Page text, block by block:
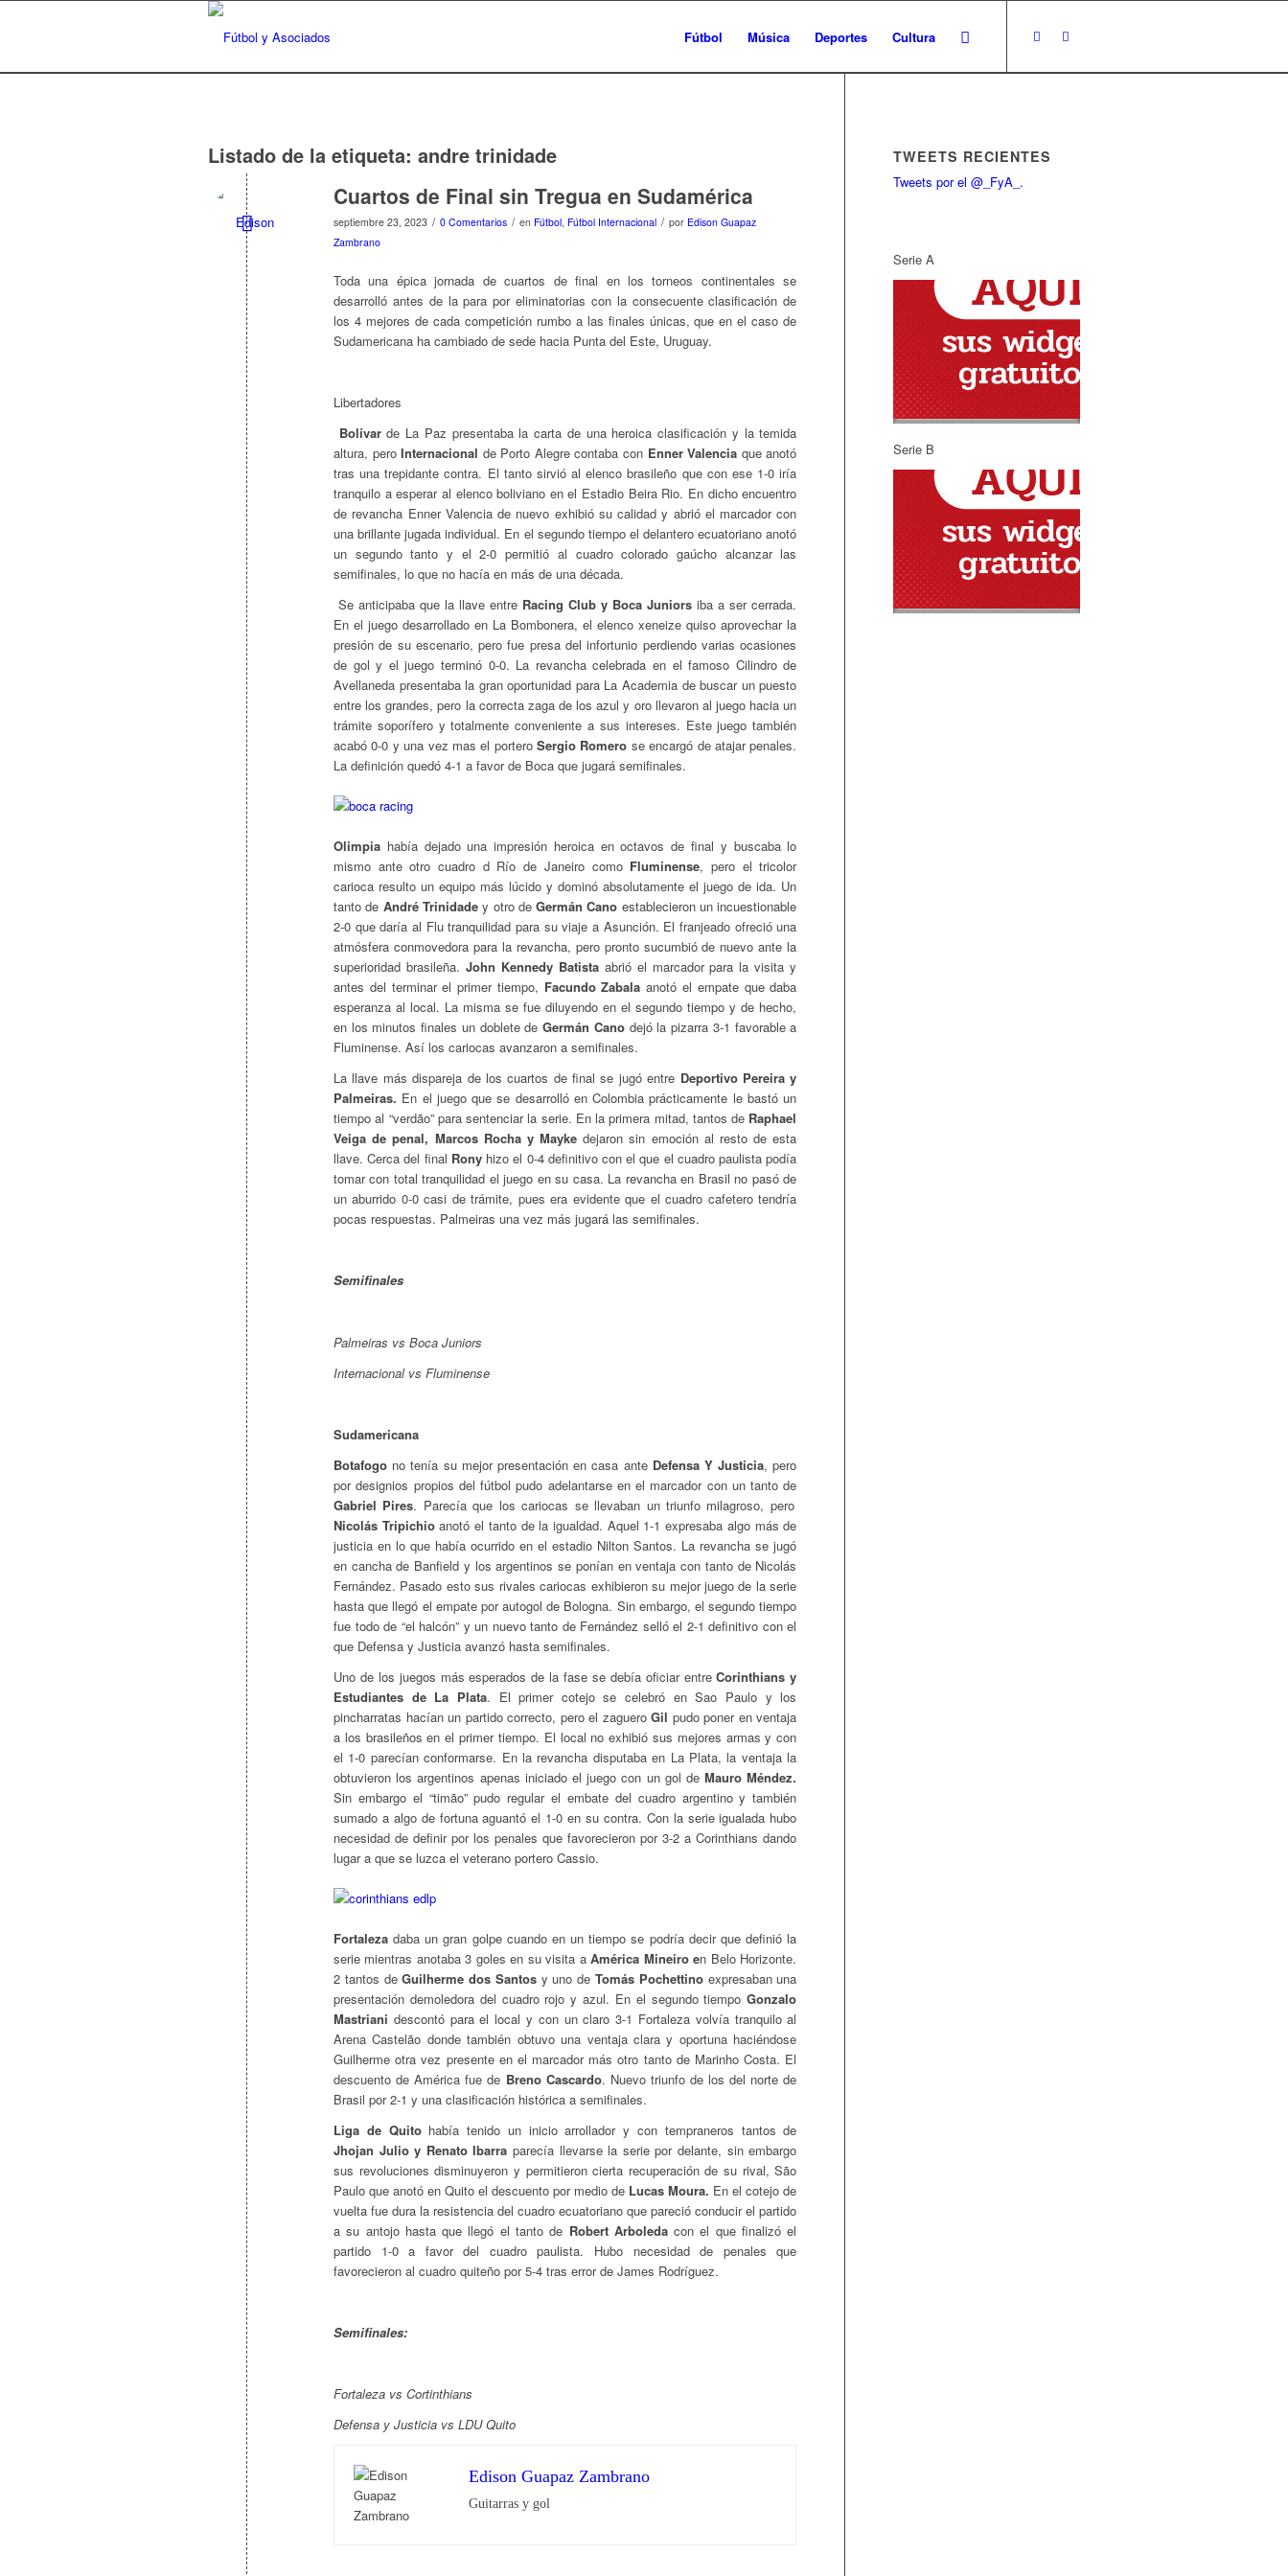
Fútbol Música Deportes Cultura
Listado de la etiqueta: andre trinidade
Cuartos de Final sin Tregua en Sudamérica
septiembre 23, 2023 / 0 Comentarios / en Fútbol, Fútbol Internacional / por Edison Guapaz
Zambrano
Toda una épica jornada de cuartos de final en los torneos continentales se
desarrolló antes de la para por eliminatorias con la consecuente clasificación de
los 4 mejores de cada competición rumbo a las finales únicas, que en el caso de
Sudamericana ha cambiado de sede hacia Punta del Este, Uruguay.
Libertadores
Bolívarde La Paz presentaba la carta de una heroica clasificación y la temida
altura, peroInternacional de Porto Alegre contaba con Enner Valencia que anotó
tras una trepidante contra. El tanto sirvió al elenco brasileño que con ese 1-0 iría
tranquilo a esperar al elenco boliviano en el Estadio Beira Rio. En dicho encuentro
de revancha Enner Valencia de nuevo exhibió su calidad y abrió el marcador con
una brillante jugada individual. En el segundo tiempo el delantero ecuatoriano anotó
un segundo tanto y el 2-0 permitió al cuadro colorado gaúcho alcanzar las
semifinales, lo que no hacía en más de una década.
Se anticipaba que la llave entre Racing Club y Boca Juniors iba a ser cerrada.
En el juego desarrollado en La Bombonera, el elenco xeneize quiso aprovechar la
presión de su escenario, pero fue presa del infortunio perdiendo varias ocasiones
de gol y el juego terminó 0-0. La revancha celebrada en el famoso Cilindro de
Avellaneda presentaba la gran oportunidad para La Academia de buscar un puesto
entre los grandes, pero la correcta zaga de los azul y oro llevaron al juego hacia un
trámite soporífero y totalmente conveniente a sus intereses. Este juego también
acabó 0-0 y una vez mas el porteroSergio Romero se encargó de atajar penales.
La definición quedó 4-1 a favor de Boca que jugará semifinales.
Olimpia había dejado una impresión heroica en octavos de final y buscaba lo
mismo ante otro cuadro d Río de Janeiro como Fluminense, pero el tricolor
carioca resulto un equipo más lúcido y dominó absolutamente el juego de ida. Un
tanto de André Trinidadey otro deGermán Cano establecieron un incuestionable
2-0 que daría al Flu tranquilidad para su viaje a Asunción. El franjeado ofreció una
atmósfera conmovedora para la revancha, pero pronto sucumbió de nuevo ante la
superioridad brasileña. John Kennedy Batistaabrió el marcador para la visita y
antes del terminar el primer tiempo, Facundo Zabala anotó el empate que daba
esperanza al local. La misma se fue diluyendo en el segundo tiempo y de hecho,
en los minutos finales un doblete deGermán Canodejó la pizarra 3-1 favorable a
Fluminense. Así los cariocas avanzaron a semifinales.
La llave más dispareja de los cuartos de final se jugó entre Deportivo Pereira y
Palmeiras. En el juego que se desarrolló en Colombia prácticamente le bastó un
tiempo al “verdão” para sentenciar la serie. En la primera mitad, tantos de Raphael
Veiga de penal, Marcos Rocha y Mayke dejaron sin emoción al resto de esta
llave. Cerca del final Ronyhizo el 0-4 definitivo con el que el cuadro paulista podía
tomar con total tranquilidad el juego en su casa. La revancha en Brasil no pasó de
un aburrido 0-0 casi de trámite, pues era evidente que el cuadro cafetero tendría
pocas respuestas. Palmeiras una vez más jugará las semifinales.
Semifinales
Palmeiras vs Boca Juniors
Internacional vs Fluminense
Sudamericana
Botafogo no tenía su mejor presentación en casa anteDefensa Y Justicia, pero
por designios propios del fútbol pudo adelantarse en el marcador con un tanto de
Gabriel Pires. Parecía que los cariocas se llevaban un triunfo milagroso, pero
Nicolás Tripichioanotó el tanto de la igualdad. Aquel 1-1 expresaba algo más de
justicia en lo que había ocurrido en el estadio Nilton Santos. La revancha se jugó
en cancha de Banfield y los argentinos se ponían en ventaja con tanto de Nicolás
Fernández. Pasado esto sus rivales cariocas exhibieron su mejor juego de la serie
hasta que llegó el empate por autogol de Bologna. Sin embargo, el segundo tiempo
fue todo de “el halcón” y un nuevo tanto de Fernández selló el 2-1 definitivo con el
que Defensa y Justicia avanzó hasta semifinales.
Uno de los juegos más esperados de la fase se debía oficiar entreCorinthians y
Estudiantes de La Plata. El primer cotejo se celebró en Sao Paulo y los
pincharratas hacían un partido correcto, pero el zagueroGil pudo poner en ventaja
a los brasileños en el primer tiempo. El local no exhibió sus mejores armas y con
el 1-0 parecían conformarse. En la revancha disputaba en La Plata, la ventaja la
obtuvieron los argentinos apenas iniciado el juego con un gol deMauro Méndez.
Sin embargo el “timão” pudo regular el embate del cuadro argentino y también
sumado a algo de fortuna aguantó el 1-0 en su contra. Con la serie igualada hubo
necesidad de definir por los penales que favorecieron por 3-2 a Corinthians dando
lugar a que se luzca el veterano portero Cassio.
Fortaleza daba un gran golpe cuando en un tiempo se podría decir que definió la
serie mientras anotaba 3 goles en su visita aAmérica Mineiro en Belo Horizonte.
2 tantos deGuilherme dos Santosy uno de Tomás Pochettinoexpresaban una
presentación demoledora del cuadro rojo y azul. En el segundo tiempoGonzalo
Mastriani descontó para el local y con un claro 3-1 Fortaleza volvía tranquilo al
Arena Castelão donde también obtuvo una ventaja clara y oportuna haciéndose
Guilherme otra vez presente en el marcador más otro tanto de Marinho Costa. El
descuento de América fue de Breno Cascardo. Nuevo triunfo de los del norte de
Brasil por 2-1 y una clasificación histórica a semifinales.
Liga de Quitohabía tenido un inicio arrollador y con tempraneros tantos de
Jhojan Julio y Renato Ibarra parecía llevarse la serie por delante, sin embargo
sus revoluciones disminuyeron y permitieron cierta recuperación de su rival, São
Paulo que anotó en Quito el descuento por medio de Lucas Moura. En el cotejo de
vuelta fue dura la resistencia del cuadro ecuatoriano que pareció conducir el partido
a su antojo hasta que llegó el tanto de Robert Arboledacon el que finalizó el
partido 1-0 a favor del cuadro paulista. Hubo necesidad de penales que
favorecieron al cuadro quiteño por 5-4 tras error de James Rodríguez.
Semifinales:
Fortaleza vs Cortinthians
Defensa y Justicia vs LDU Quito
Edison Guapaz Zambrano
Guitarras y gol
TWEETS RECIENTES
Tweets por el @_FyA_.
Serie A
Serie B